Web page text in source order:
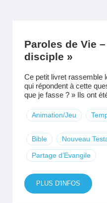
Paroles de Vie
disciple »
Ce petit livret rassemble
qui répondent à cette
que je fasse ? » Ils ont
Animation/Jeu
Bible Nouveau
Partage d’Evangile
PLUS D'INFOS